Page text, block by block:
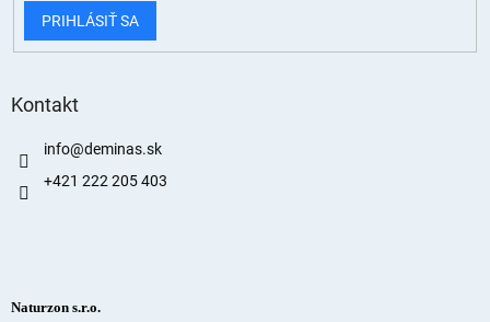
PRIHLÁSIŤ SA
Kontakt
info@deminas.sk
+421 222 205 403
Naturzon s.r.o.